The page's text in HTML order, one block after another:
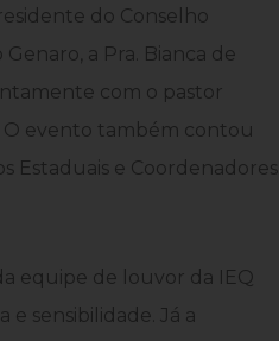
do Conselho
a Pra. Bianca de
com o pastor
O evento também contou
Estaduais e Coordenadores.
equipe de louvor da IEQ
sensibilidade. Já a